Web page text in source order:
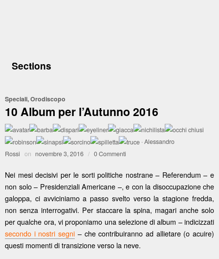
Sections
Speciali,Orodiscopo
10 Album per l’Autunno 2016
·Alessandro
Rossi on novembre 3, 2016 / 0 Commenti
Nei mesi decisivi per le sorti politiche nostrane – Referendum – e
non solo – Presidenziali Americane –, e con la disoccupazione che
galoppa, ci avviciniamo a passo svelto verso la stagione fredda,
non senza interrogativi. Per staccare la spina, magari anche solo
per qualche ora, vi proponiamo una selezione di album – indicizzati
secondo i nostri segni – che contribuiranno ad allietare (o acuire)
questi momenti di transizione verso la neve.